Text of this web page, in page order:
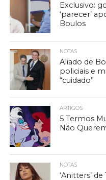
Exclusivo:
‘parecer’
Boulos
NOTAS
Aliado de
policiais e
“cuidado”
ARTIGOS
5 Termos
Não
NOTAS
‘Anitters’